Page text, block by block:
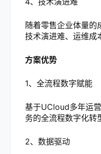
随着零售企业体量
技术演进难、运维成
方案优势
1、全流程数字赋能
基于UCloud多年运
务的全流程数字化转
2、数据驱动